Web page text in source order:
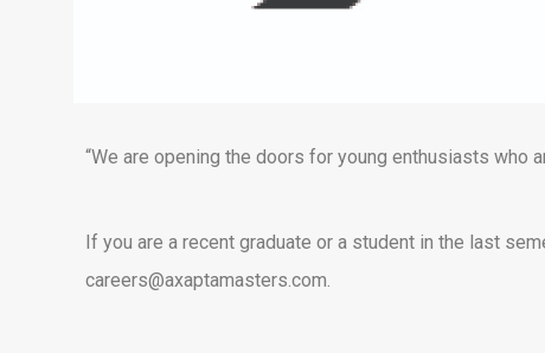
“We are opening the doors for young enthusiasts who
If you are a recent graduate or a student in the last
careers@axaptamasters.com.